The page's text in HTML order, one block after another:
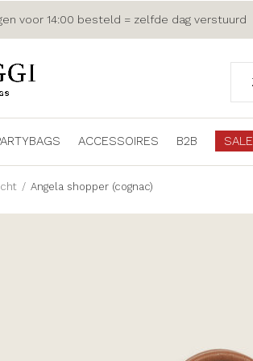
ACCESSOIRES B2B SALE
voor 14:00 besteld = zelfde dag verstuurd
Angela shopper (cognac)